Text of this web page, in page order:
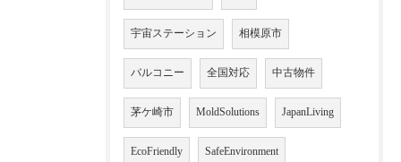
宇宙ステーション 相模原市
バルコニー 全国対応 中古物件
茅ケ崎市 MoldSolutions JapanLiving
EcoFriendly SafeEnvironment